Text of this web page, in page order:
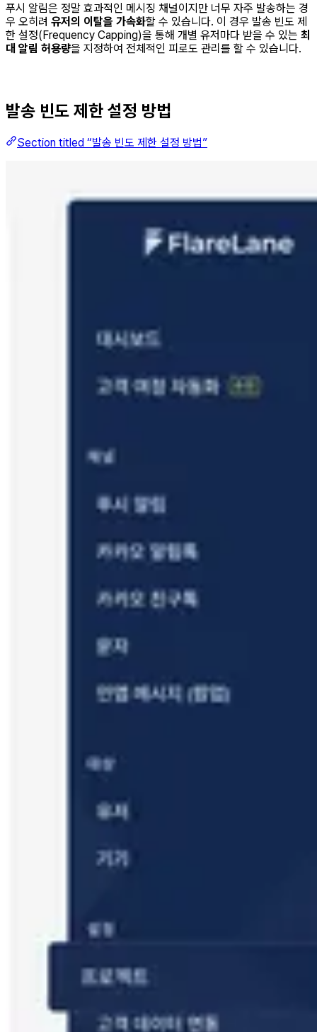
푸시 알림은 정말 효과적인 메시징 채널이지만 너무 자주 발송하는 경
우 오히려 유저의 이탈을 가속화할 수 있습니다. 이 경우 발송 빈도 제
한 설정(Frequency Capping)을 통해 개별 유저마다 받을 수 있는 최
대 알림 허용량을 지정하여 전체적인 피로도 관리를 할 수 있습니다.
발송 빈도 제한 설정 방법
Section titled “발송 빈도 제한 설정 방법”